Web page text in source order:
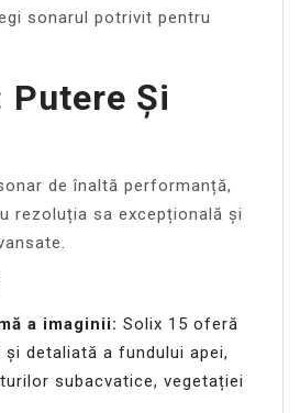
sonarul potrivit pentru
Putere Și
de înaltă performanță,
rezoluția sa excepțională și
a imaginii: Solix 15 oferă
detaliată a fundului apei,
subacvatice, vegetației